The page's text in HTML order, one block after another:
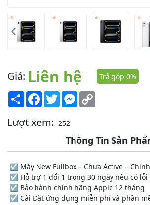
Giá: Liên hệ
Trả góp 0%
Share Facebook
TwitterMessenger
Lượt xem: 252
Thông Tin Sản
☑️ Máy New Fullbox – Chưa Active –
☑️ Hỗ trợ 1 đổi 1 trong 30 ngày nếu có lỗi
☑️ Bảo hành chính hãng Apple 12 tháng
☑️ Cài Đặt ứng dụng miễn phí và phần